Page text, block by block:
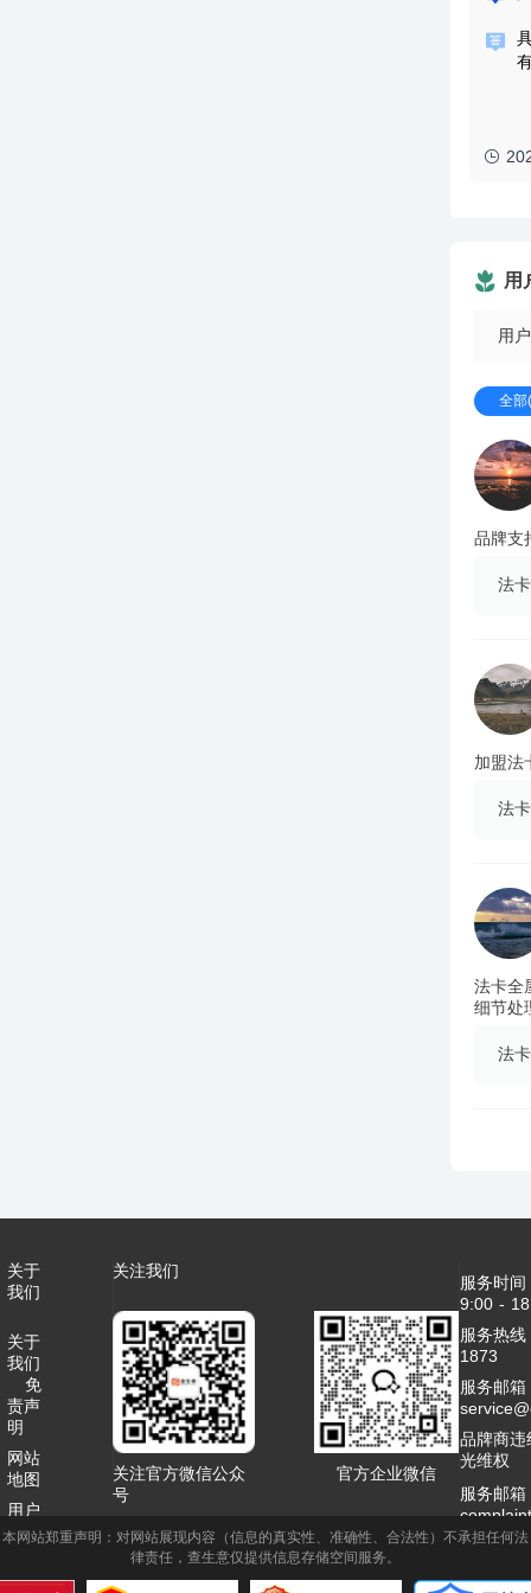
用
用
全部
品牌支
法
加盟法
法
法卡全
细节处
法
关于
我们
关于
我们
免
责声
明
网站
地图
用户
协议
我们
关注我们
关注官方微信公众
号
官方企业微信
服务时
9:00 -
服务热
1873
服务邮箱
品牌商违
光维权
服务邮箱
客服QQ
商务合作
本网站郑重声明：对网站展现内容（信息的真实性、准确性、合法性）不承担任何法
律责任，查生意仅提供信息存储空间服务。